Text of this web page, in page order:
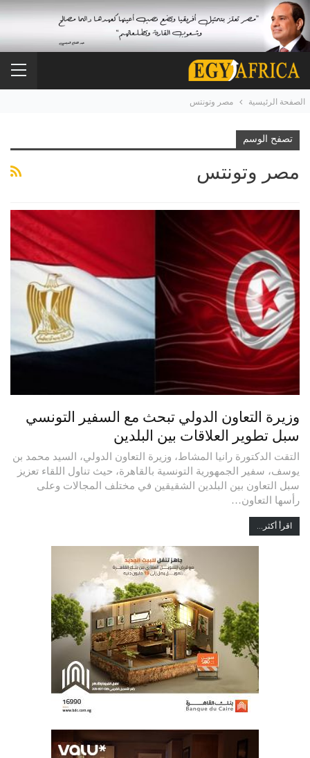
الصفحة الرئيسية مصر وتونتس
تصفح الوسم
مصر وتونتس
وزيرة التعاون الدولي تبحث مع السفير التونسي
سبل تطوير العلاقات بين البلدين
التقت الدكتورة رانيا المشاط، وزيرة التعاون الدولي، السيد محمد بن
يوسف، سفير الجمهورية التونسية بالقاهرة، حيث تناول اللقاء تعزيز
سبل التعاون بين البلدين الشقيقين في مختلف المجالات وعلى
رأسها التعاون…
اقرأ أكثر...